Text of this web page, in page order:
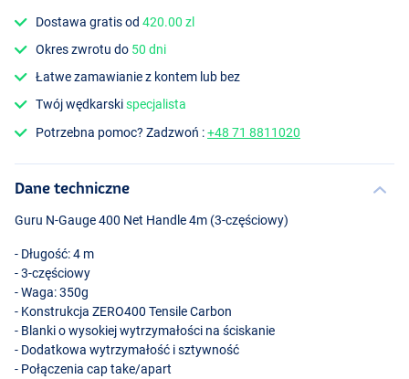
Dostawa gratis od420.00 zl
Okres zwrotu do 50 dni
Łatwe zamawianie z kontem lub bez
Twój wędkarskispecjalista
Potrzebna pomoc? Zadzwoń :+48 71 8811020
Dane techniczne
Guru N-Gauge 400 Net Handle 4m (3-częściowy)
- Długość: 4 m
- 3-częściowy
- Waga: 350g
- Konstrukcja ZERO400 Tensile Carbon
- Blanki o wysokiej wytrzymałości na ściskanie
- Dodatkowa wytrzymałość i sztywność
- Połączenia cap take/apart